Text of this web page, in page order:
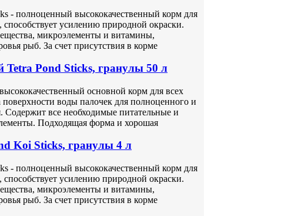
- полноценный высококачественный корм для
усилению природной окраски.
микроэлементы и витамины,
рыб. За счет присутствия в корме
Pond Sticks, гранулы 50 л
основной корм для всех
воды палочек для полноценного и
Содержит все необходимые питательные и
Подходящая форма и хорошая
Koi Sticks, гранулы 4 л
- полноценный высококачественный корм для
усилению природной окраски.
микроэлементы и витамины,
рыб. За счет присутствия в корме